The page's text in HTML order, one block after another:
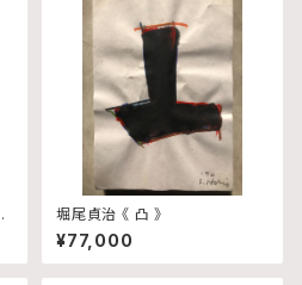
堀尾貞治 《 凸 》
¥77,000